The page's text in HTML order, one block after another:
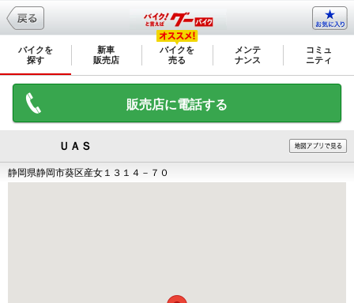
バイクを
探す
新車
販売店
バイクを
売る
メンテ
ナンス
コミュ
ニティ
販売店に電話する
ＵＡＳ
静岡県静岡市葵区産女１３１４－７０